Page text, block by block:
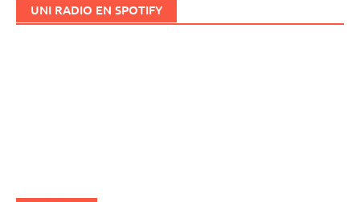
UNI RADIO EN SPOTIFY